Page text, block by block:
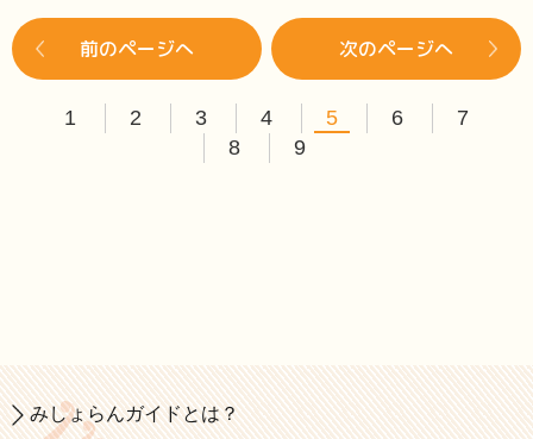
前のページへ 次のページへ
1 2 3 4 5 6
7
8
9
みしょらんガイドとは？